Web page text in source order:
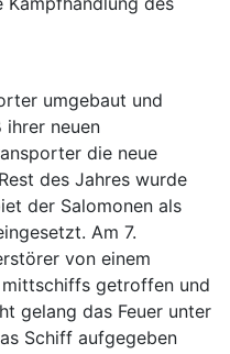
umgebaut und
ihrer neuen
die neue
des Jahres wurde
der Salomonen als
Am 7.
von einem
getroffen und
gelang das Feuer unter
Schiff aufgegeben